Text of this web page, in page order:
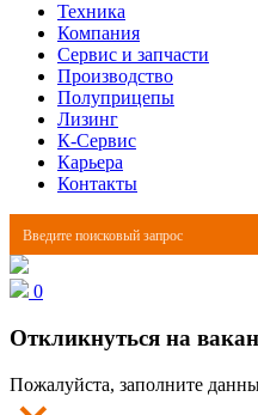
Техника
Компания
Сервис и запчасти
Производство
Полуприцепы
Лизинг
К-Сервис
Карьера
Контакты
0
Откликнуться на
Пожалуйста, заполните